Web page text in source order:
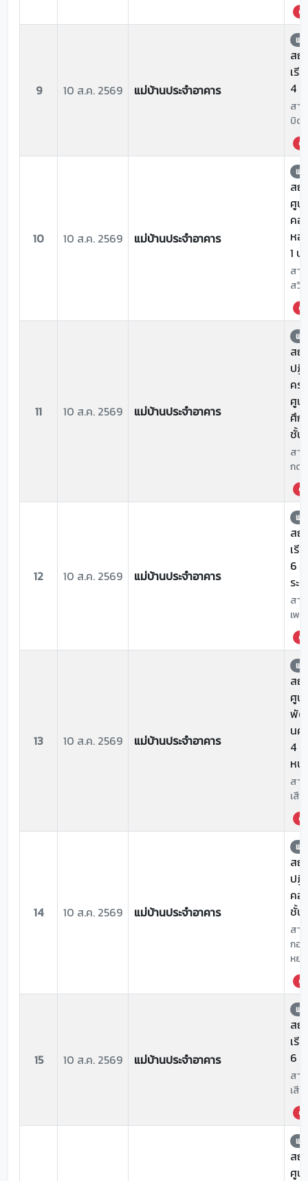
ด่
9 10 ส.ค. 2569 แม่บ้านประจำอาคาร
แจ้
สถ
เรี
4
สา
บิด
ด่
10 10 ส.ค. 2569 แม่บ้านประจำอาคาร
แจ้
สถ
ศูน
คอ
หอ
1 บ
สา
สวิ
ด่
11 10 ส.ค. 2569 แม่บ้านประจำอาคาร
แจ้
สถ
ปฏิ
ครุ
ศูน
ศึก
ชั้น
สา
กด
ด่
12 10 ส.ค. 2569 แม่บ้านประจำอาคาร
แจ้
สถ
เรี
6
ระ
สา
เพ
ด่
13 10 ส.ค. 2569 แม่บ้านประจำอาคาร
แจ้
สถ
ศูน
พัฒ
นค
4 ห้
หน้
สา
เสี
ด่
14 10 ส.ค. 2569 แม่บ้านประจำอาคาร
แจ้
สถ
ปฏิ
คอ
ชั้น
สา
กอ่
หย
ด่
15 10 ส.ค. 2569 แม่บ้านประจำอาคาร
แจ้
สถ
เรี
6
สา
เสีย
ด่
แจ้
สถ
ศูน